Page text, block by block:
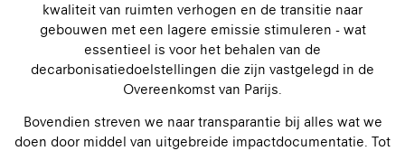
kwaliteit van ruimten verhogen en de transitie naar
gebouwen met een lagere emissie stimuleren - wat
essentieel is voor het behalen van de
decarbonisatiedoelstellingen die zijn vastgelegd in de
Overeenkomst van Parijs.
Bovendien streven we naar transparantie bij alles wat we
doen door middel van uitgebreide impactdocumentatie. Tot